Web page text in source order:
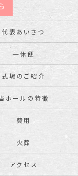
代表あいさつ
一休便
式場のご紹介
ホールの特徴
費用
火葬
アクセス